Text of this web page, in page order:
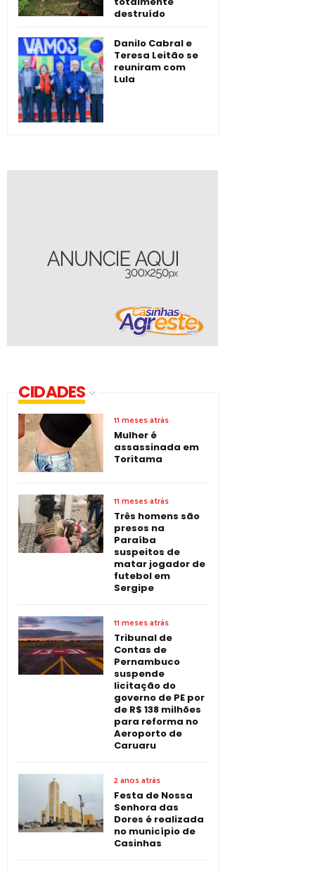
destruído
Danilo Cabral e
Teresa Leitão se
reuniram com
Lula
CIDADES
11 meses atrás
Mulher é
assassinada em
Toritama
11 meses atrás
Três homens são
presos na
Paraíba
suspeitos de
matar jogador de
futebol em
Sergipe
11 meses atrás
Tribunal de
Contas de
Pernambuco
suspende
licitação do
governo de PE por
de R$ 138 milhões
para reforma no
Aeroporto de
Caruaru
2 anos atrás
Festa de Nossa
Senhora das
Dores é realizada
no município de
Casinhas